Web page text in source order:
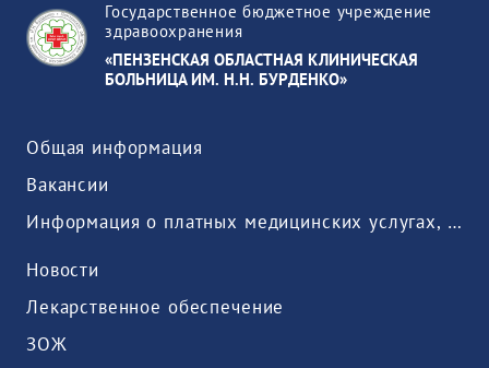
Государственное бюджетное учреждение
здравоохранения
«ПЕНЗЕНСКАЯ ОБЛАСТНАЯ КЛИНИЧЕСКАЯ
БОЛЬНИЦА ИМ. Н.Н. БУРДЕНКО»
Общая информация
Вакансии
Информация о платных медицинских услугах, предоставляемых медицинской организацией
Новости
Лекарственное обеспечение
ЗОЖ